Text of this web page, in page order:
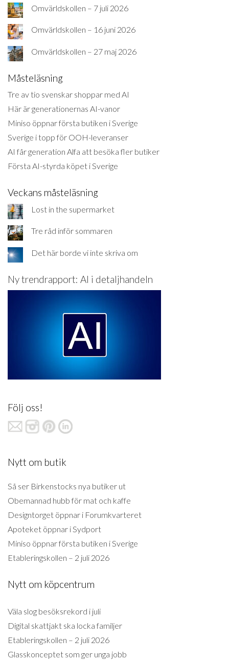
Omvärldskollen – 7 juli 2026
Omvärldskollen – 16 juni 2026
Omvärldskollen – 27 maj 2026
Måsteläsning
Tre av tio svenskar shoppar med AI
Här är generationernas AI-vanor
Miniso öppnar första butiken i Sverige
Sverige i topp för OOH-leveranser
AI får generation Alfa att besöka fler butiker
Första AI-styrda köpet i Sverige
Veckans måsteläsning
Lost in the supermarket
Tre råd inför sommaren
Det här borde vi inte skriva om
Ny trendrapport: AI i detaljhandeln
Följ oss!
Nytt om butik
Så ser Birkenstocks nya butiker ut
Obemannad hubb för mat och kaffe
Designtorget öppnar i Forumkvarteret
Apoteket öppnar i Sydport
Miniso öppnar första butiken i Sverige
Etableringskollen – 2 juli 2026
Nytt om köpcentrum
Väla slog besöksrekord i juli
Digital skattjakt ska locka familjer
Etableringskollen – 2 juli 2026
Glasskonceptet som ger unga jobb